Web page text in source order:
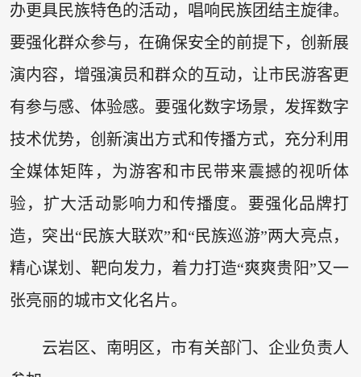
办更具民族特色的活动，唱响民族团结主旋律。
要强化群众参与，在确保安全的前提下，创新展
演内容，增强演员和群众的互动，让市民游客更
有参与感、体验感。要强化数字场景，发挥数字
技术优势，创新演出方式和传播方式，充分利用
全媒体矩阵，为游客和市民带来震撼的视听体
验，扩大活动影响力和传播度。要强化品牌打
造，突出“民族大联欢”和“民族巡游”两大亮点，
精心谋划、靶向发力，着力打造“爽爽贵阳”又一
张亮丽的城市文化名片。
云岩区、南明区，市有关部门、企业负责人